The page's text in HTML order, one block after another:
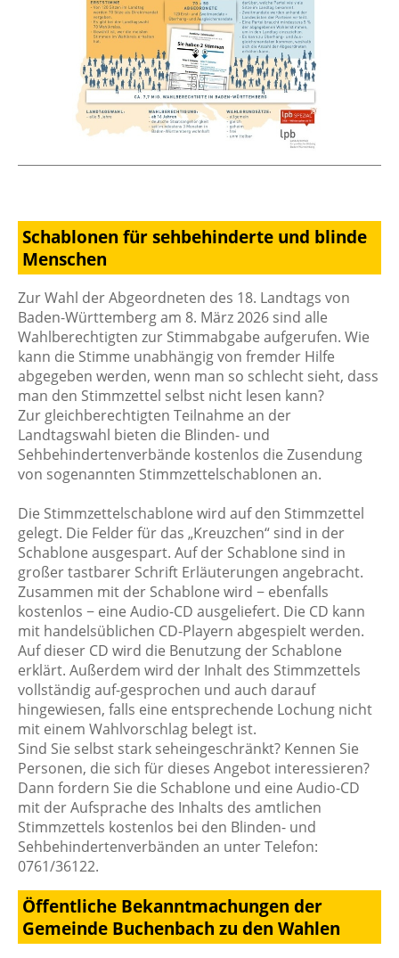
Schablonen für sehbehinderte und blinde
Menschen
Zur Wahl der Abgeordneten des 18. Landtags von
Baden-Württemberg am 8. März 2026 sind alle
Wahlberechtigten zur Stimmabgabe aufgerufen. Wie
kann die Stimme unabhängig von fremder Hilfe
abgegeben werden, wenn man so schlecht sieht, dass
man den Stimmzettel selbst nicht lesen kann?
Zur gleichberechtigten Teilnahme an der
Landtagswahl bieten die Blinden- und
Sehbehindertenverbände kostenlos die Zusendung
von sogenannten Stimmzettelschablonen an.
Die Stimmzettelschablone wird auf den Stimmzettel
gelegt. Die Felder für das „Kreuzchen“ sind in der
Schablone ausgespart. Auf der Schablone sind in
großer tastbarer Schrift Erläuterungen angebracht.
Zusammen mit der Schablone wird − ebenfalls
kostenlos − eine Audio-CD ausgeliefert. Die CD kann
mit handelsüblichen CD-Playern abgespielt werden.
Auf dieser CD wird die Benutzung der Schablone
erklärt. Außerdem wird der Inhalt des Stimmzettels
vollständig auf-gesprochen und auch darauf
hingewiesen, falls eine entsprechende Lochung nicht
mit einem Wahlvorschlag belegt ist.
Sind Sie selbst stark seheingeschränkt? Kennen Sie
Personen, die sich für dieses Angebot interessieren?
Dann fordern Sie die Schablone und eine Audio-CD
mit der Aufsprache des Inhalts des amtlichen
Stimmzettels kostenlos bei den Blinden- und
Sehbehindertenverbänden an unter Telefon:
0761/36122.
Öffentliche Bekanntmachungen der
Gemeinde Buchenbach zu den Wahlen